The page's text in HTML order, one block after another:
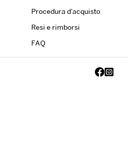
Procedura d'acquisto
Resi e rimborsi
FAQ